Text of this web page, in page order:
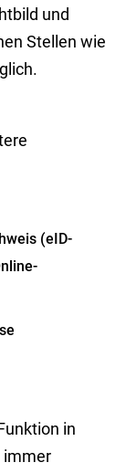
und
Stellen wie
(eID-
in
immer